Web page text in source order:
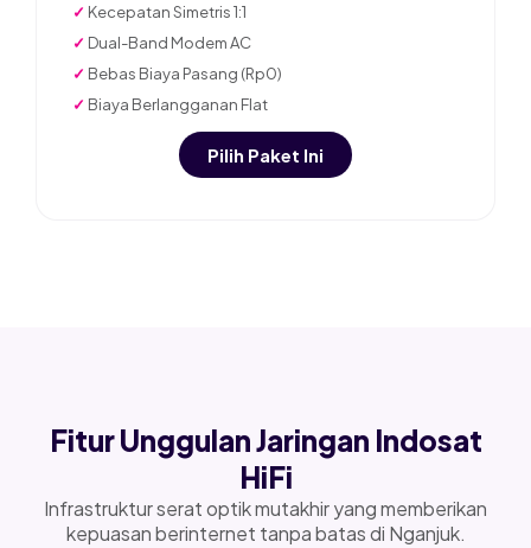
✓ Kecepatan Simetris 1:1
✓ Dual-Band Modem AC
✓ Bebas Biaya Pasang (Rp0)
✓ Biaya Berlangganan Flat
Pilih Paket Ini
Fitur Unggulan Jaringan Indosat
HiFi
Infrastruktur serat optik mutakhir yang memberikan
kepuasan berinternet tanpa batas di Nganjuk.